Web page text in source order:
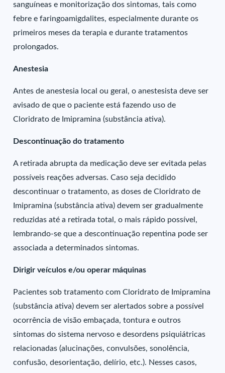
sanguíneas e monitorização dos sintomas, tais como
febre e faringoamigdalites, especialmente durante os
primeiros meses da terapia e durante tratamentos
prolongados.
Anestesia
Antes de anestesia local ou geral, o anestesista deve ser
avisado de que o paciente está fazendo uso de
Cloridrato de Imipramina (substância ativa).
Descontinuação do tratamento
A retirada abrupta da medicação deve ser evitada pelas
possíveis reações adversas. Caso seja decidido
descontinuar o tratamento, as doses de Cloridrato de
Imipramina (substância ativa) devem ser gradualmente
reduzidas até a retirada total, o mais rápido possível,
lembrando-se que a descontinuação repentina pode ser
associada a determinados sintomas.
Dirigir veículos e/ou operar máquinas
Pacientes sob tratamento com Cloridrato de Imipramina
(substância ativa) devem ser alertados sobre a possível
ocorrência de visão embaçada, tontura e outros
sintomas do sistema nervoso e desordens psiquiátricas
relacionadas (alucinações, convulsões, sonolência,
confusão, desorientação, delírio, etc.). Nesses casos,